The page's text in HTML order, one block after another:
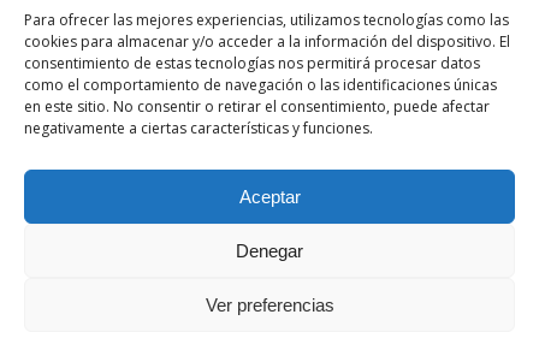
Para ofrecer las mejores experiencias, utilizamos tecnologías como las
cookies para almacenar y/o acceder a la información del dispositivo. El
consentimiento de estas tecnologías nos permitirá procesar datos
como el comportamiento de navegación o las identificaciones únicas
en este sitio. No consentir o retirar el consentimiento, puede afectar
negativamente a ciertas características y funciones.
Aceptar
Denegar
Ver preferencias
admin@clinicadentalbenicasim.com
Aviso legal Política de privacidad
Política de cookies (UE)